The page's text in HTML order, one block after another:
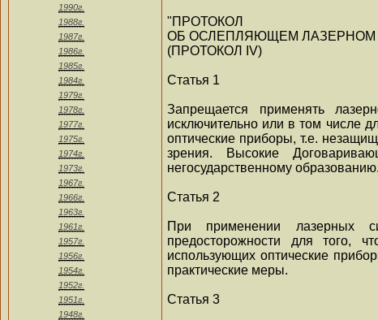
1990г.
1988г.
1987г.
1986г.
1985г.
1984г.
1979г.
1978г.
1977г.
1975г.
1974г.
1973г.
1967г.
1966г.
1963г.
1961г.
1957г.
1956г.
1954г.
1952г.
1951г.
1948г.
"ПРОТОКОЛ
ОБ ОСЛЕПЛЯЮЩЕМ ЛАЗЕРНОМ
(ПРОТОКОЛ IV)
Статья 1
Запрещается применять
исключительно или в том числе
оптические приборы, т.е.
зрения. Высокие
негосударственному образованию.
Статья 2
При применении лазерных
предосторожности для того,
использующих оптические
практические меры.
Статья 3